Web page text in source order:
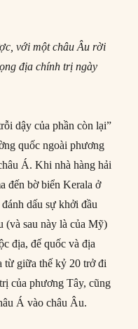
với một châu Âu rời
địa chính trị ngày
dậy của phần còn lại”
quốc ngoài phương
Á. Khi nhà hàng hải
đến bờ biển Kerala ở
dấu sự khởi đầu
(và sau này là của Mỹ)
địa, đế quốc và địa
từ giữa thế kỷ 20 trở đi
của phương Tây, cũng
Á vào châu Âu.
quốc châu Á hướng tầm